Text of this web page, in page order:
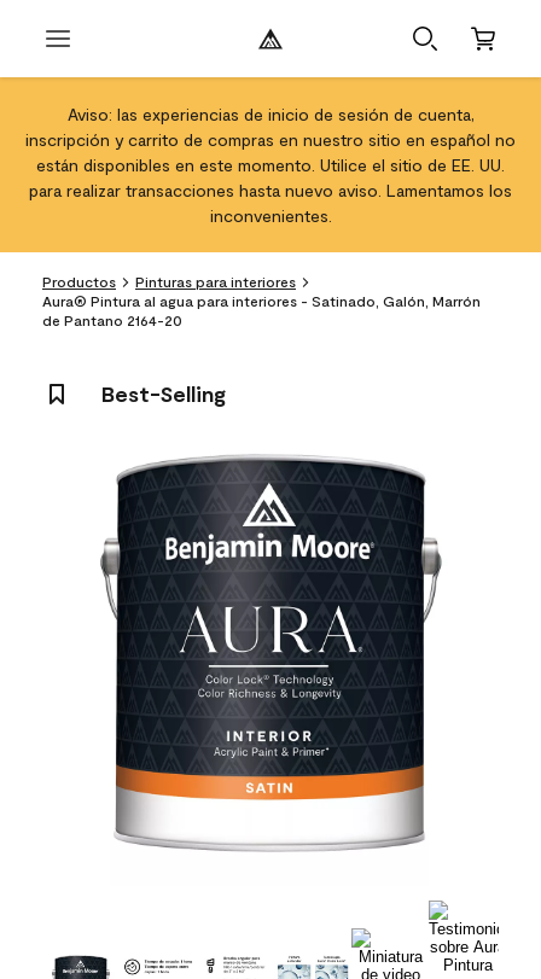
Aviso: las experiencias de inicio de sesión de cuenta,
inscripción y carrito de compras en nuestro sitio en español no
están disponibles en este momento. Utilice el sitio de EE. UU.
para realizar transacciones hasta nuevo aviso. Lamentamos los
inconvenientes.
Productos
Pinturas para interiores
Aura® Pintura al agua para interiores - Satinado, Galón, Marrón
de Pantano 2164-20
Best-Selling